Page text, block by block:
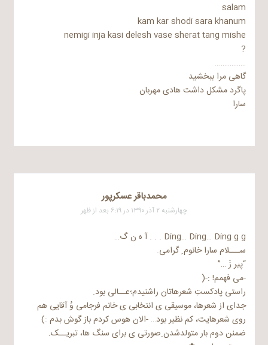
salam
kam kar shodi sara khanum
nemigi inja kasi delesh vase sherat tang mishe
?
……………..
گاهی مرا ببخشید
پاگرد مشکل داشت هادی مهربان
سارا
محمدباقر عسکرپور
چهارشنبه ۲ آذر ۱۳۹۰ در ۶:۱۹ بعد از ظهر
Ding… Ding… Ding g g . . . آ ه ن گ…
ســـلام سارا خانوم ِ گرامی.
“پیر زَ …”
-می فهمم! :-(
راستی پادکستِ شعرهاتان راشنیدم؛عــالی بود.
جدای از شعرها، موسیقی ی انتخابی ی خانم فرجامی وُ آقایی هم
روی شعرهایت، کم نظیر بود… -الان هوس کردم باز گوش بدم :)
ضمنن دوم بار متولدشدن ِصورتی ی برای سنگ ها، تبریــک.